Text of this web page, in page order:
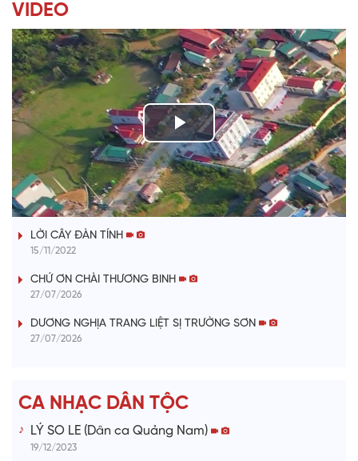
VIDEO
P
l
a
V
i
e
o
TIẾNG TÍNH QUÊ HƯƠNG
LỜI CÂY ĐÀN TÍNH
15/11/2022
CHỨ ƠN CHÀI THƯƠNG BINH
27/07/2026
DƯƠNG NGHỊA TRANG LIỆT SỊ TRƯỜNG SƠN
27/07/2026
CA NHẠC DÂN TỘC
LÝ SO LE (Dân ca Quảng Nam)
19/12/2023